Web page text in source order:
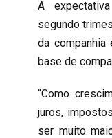
A
segundo
da companhia
base de
“Como
juros,
ser muito